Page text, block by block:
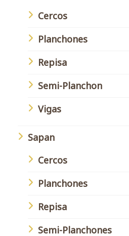
Cercos
Planchones
Repisa
Semi-Planchon
Vigas
Sapan
Cercos
Planchones
Repisa
Semi-Planchones